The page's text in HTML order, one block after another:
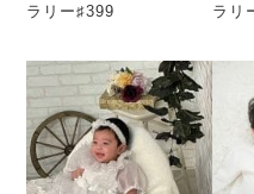
ラリー♯399
ラリ